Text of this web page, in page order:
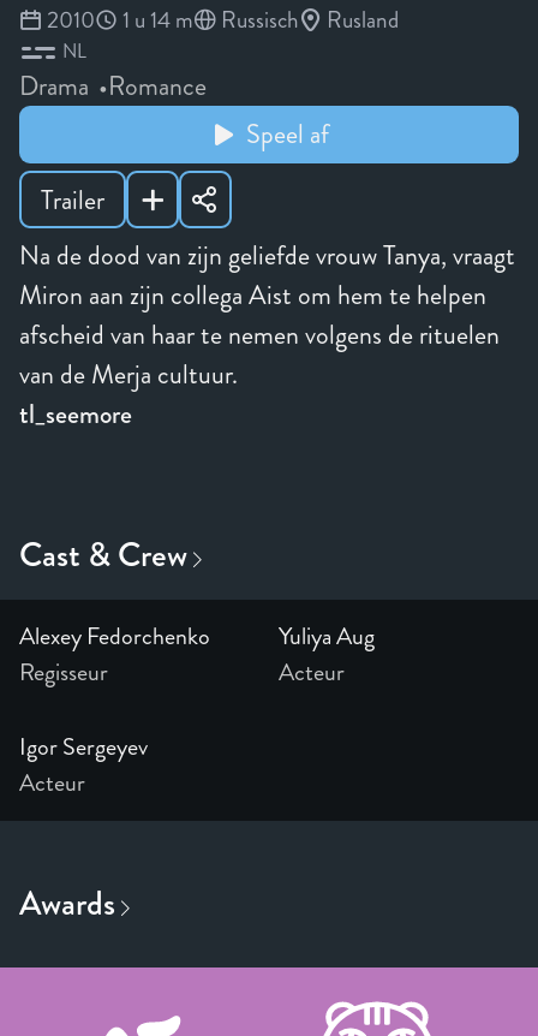
Na de dood van zijn geliefde vrouw Tanya, vraagt
Miron aan zijn collega Aist om hem te helpen
afscheid van haar te nemen volgens de rituelen
van de Merja cultuur.
tl_seemore
2010 1 u 14 m Russisch Rusland
NL
Drama
Romance
Speel af
Trailer
Alexey Fedorchenko
Regisseur
Yuliya Aug
Acteur
Igor Sergeyev
Acteur